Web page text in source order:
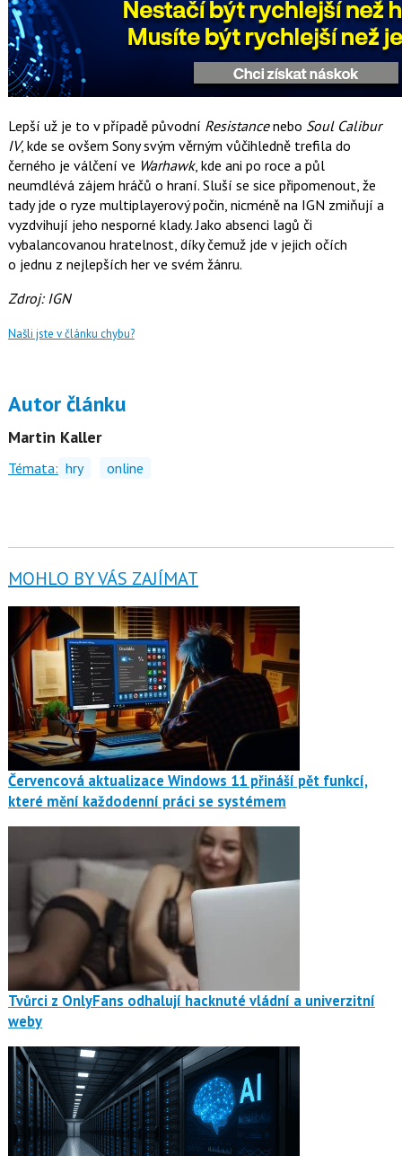
Lepší už je to v případě původní Resistancenebo Soul Calibur
IV, kde se ovšem Sony svým věrným vůčihledně trefila do
černého je válčení ve Warhawk, kde ani po roce a půl
neumdlévá zájem hráčů o hraní. Sluší se sice připomenout, že
tady jde o ryze multiplayerový počin, nicméně na IGN zmiňují a
vyzdvihují jeho nesporné klady. Jako absenci lagů či
vybalancovanou hratelnost, díky čemuž jde v jejich očích
o jednu z nejlepších her ve svém žánru.
Zdroj: IGN
Našli jste v článku chybu?
Autor článku
Martin Kaller
Témata: hry online
MOHLO BY VÁS ZAJÍMAT
Červencová aktualizace Windows 11 přináší pět funkcí,
které mění každodenní práci se systémem
Tvůrci z OnlyFans odhalují hacknuté vládní a univerzitní
weby